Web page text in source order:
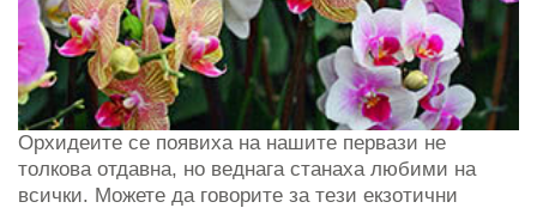
Орхидеите се появиха на нашите первази не
толкова отдавна, но веднага станаха любими на
всички. Можете да говорите за тези екзотични